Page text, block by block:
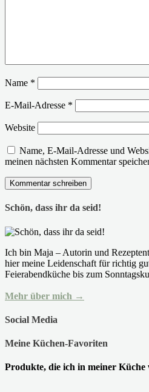
Name *
E-Mail-Adresse *
Website
Name, E-Mail-Adresse und
meinen nächsten Kommentar
Schön, dass ihr da seid!
Ich bin Maja – Autorin und
hier meine Leidenschaft für richtig
Feierabendküche bis zum
Mehr über mich →
Social Media
Meine Küchen-Favoriten
Produkte, die ich in meiner Küche